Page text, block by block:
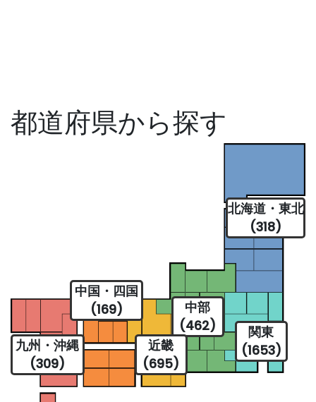
都道府県から探す
北海道・東北
(318)
関東
(1653)
中部
(462)
近畿
(695)
中国・四国
(169)
九州・沖縄
(309)